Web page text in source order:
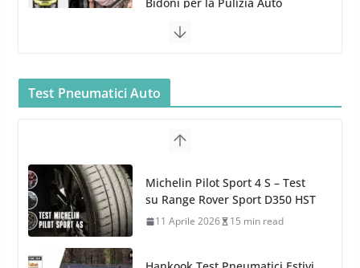
5 Maggio 2022 2 min read
Car Care
26 Marzo 2025 2 min read
Azoto
26 Marzo 2025 2 min read
Test Pneumatici Auto
Hankook Test Pneumatici Estivi
2026: Ventus evo vince con Auto
Bild, Ventus Prime 4 convince